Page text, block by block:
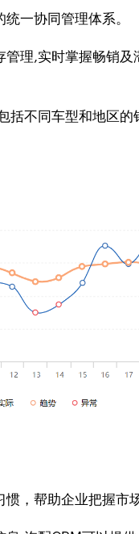
一协同管理体系。
理,实时掌握畅销
括不同车型和地区
，帮助企业把握市